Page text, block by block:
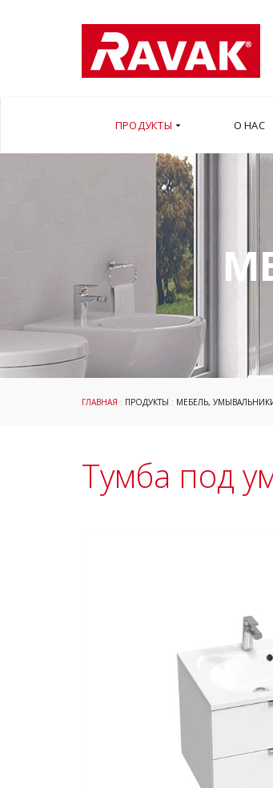
ПРОДУКТЫ О НАС
ГЛАВНАЯ : ПРОДУКТЫ : МЕБЕЛЬ,
Тумба под